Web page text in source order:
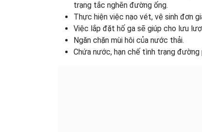
trạng tắc nghẽn đường ống.
Thực hiện việc nạo vét, vệ sinh đơn
Việc lắp đặt hố ga sẽ giúp cho lưu
Ngăn chặn mùi hôi của nước thải.
Chứa nước, hạn chế tình trạng đường